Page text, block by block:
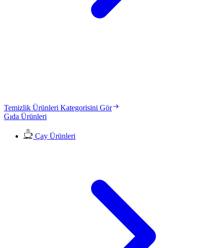
Temizlik Ürünleri Kategorisini Gör
Gıda Ürünleri
Çay Ürünleri